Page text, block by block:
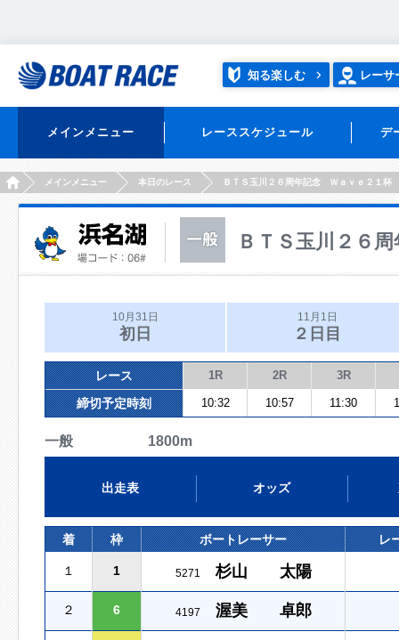
知る楽しむ レーサ
メインメニュー レーススケジュール デ
HOMEメインメニュー 本日のレース ＢＴＳ玉川２６周年記念 Ｗａｖｅ２１杯
ＢＴＳ玉川２６
10月31日
初日
11月1日
２日目
レース 1R 2R 3R
締切予定時刻 10:32 10:57 11:30
一般 1800m
出走表 オッズ
着 枠 ボートレーサー レ
１ 1 5271 杉山 太陽
２ 6 4197 渥美 卓郎